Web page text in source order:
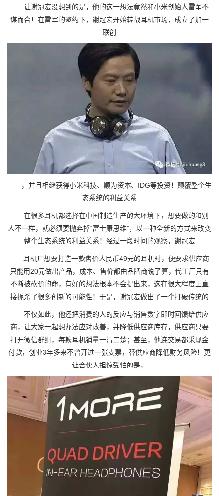
让谢冠宏没想到的是，他的这一想法竟然和小米创始人雷军不
谋而合！在雷军的邀约下，谢冠宏开始转战耳机市场，成立了加一
联创
，并且相继获得小米科技、顺为资本、IDG等投资！颠覆整个生
态系统的利益关系
在很多耳机都选择在中国制造生产的大环境下，想要做的和别
人不一样，就必须要抛弃掉“富士康思维”，以一种全新的方式来改变
整个生态系统的利益关系！经过一段时间的观察，谢冠宏
耳机厂想要打造一款售价人民币49元的耳机时，便要求供应商
只能用20元做出产品，成本、售价都由品牌商说了算，代工厂只有
不断被砍价的命，有好的想法根本不会提出来，这在很大程度上直
接扼杀了很多创新的可能性！于是，谢冠宏做出了一个打破传统的
不仅如此，他还把消费的人的反应与销售数字即时回馈给供应
商，让大家一起想办法应对改善，并降低供应商库存，供应商只要
打开微信群组，每款耳机销量一清二楚；甚至，他连交易都采现金
付款，创业3年多来不曾开过一张支票，替供应商降低财务风险！更
让合伙人担惊受怕的是，